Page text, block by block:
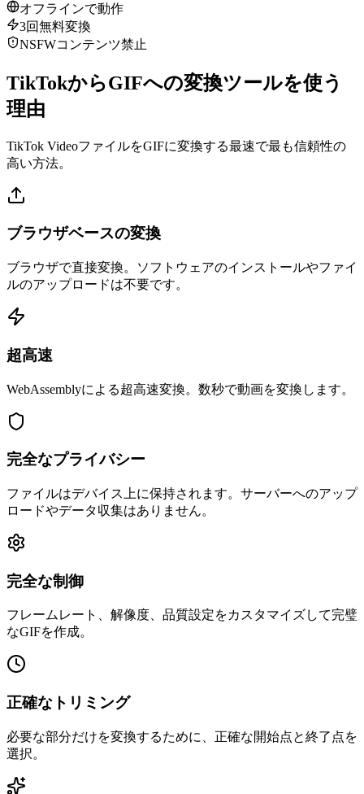
オフラインで動作
3回無料変換
NSFWコンテンツ禁止
TikTokからGIFへの変換ツールを使う
理由
TikTok VideoファイルをGIFに変換する最速で最も信頼性の
高い方法。
ブラウザベースの変換
ブラウザで直接変換。ソフトウェアのインストールやファイ
ルのアップロードは不要です。
超高速
WebAssemblyによる超高速変換。数秒で動画を変換します。
完全なプライバシー
ファイルはデバイス上に保持されます。サーバーへのアップ
ロードやデータ収集はありません。
完全な制御
フレームレート、解像度、品質設定をカスタマイズして完璧
なGIFを作成。
正確なトリミング
必要な部分だけを変換するために、正確な開始点と終了点を
選択。